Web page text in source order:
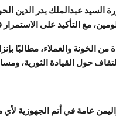
السيد عبدالملك بدر الدين
مع التأكيد على
من الخونة والعملاء،
حول القيادة الثورية،
عامة في أتم الجهوزية